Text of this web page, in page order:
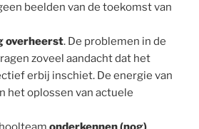
beelden van de toekomst van
overheerst. De problemen in de
zoveel aandacht dat het
erbij inschiet. De energie van
het oplossen van actuele